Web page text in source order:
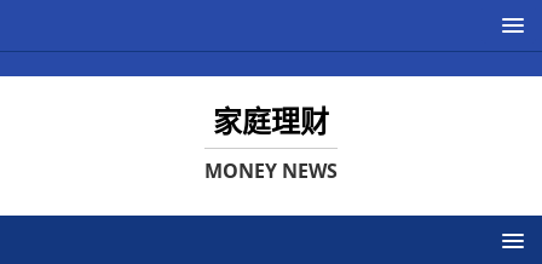
家庭理财
MONEY NEWS